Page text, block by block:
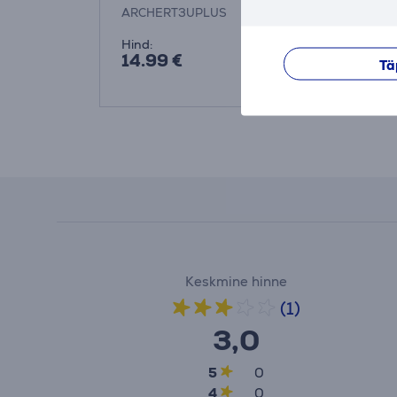
adapter
ARCHERT3UPLUS
Hind:
14.99 €
Hind:
15.99 €
Keskmine hinne
(1)
3,0
5
0
4
0